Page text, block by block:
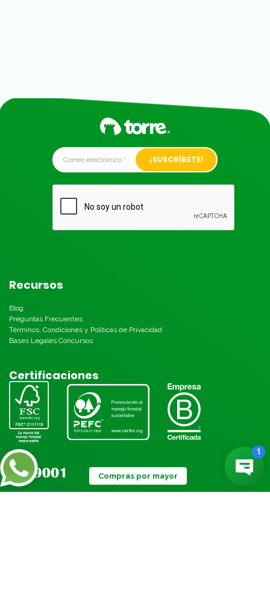
Alternative:
Recursos
Blog
Preguntas Frecuentes
Términos, Condiciones y Políticas de Privacidad
Bases Legales Concursos
Certificaciones
Compras por mayor